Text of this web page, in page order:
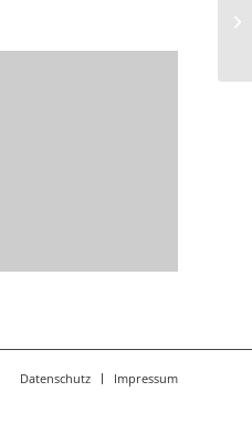
Datenschutz Impressum